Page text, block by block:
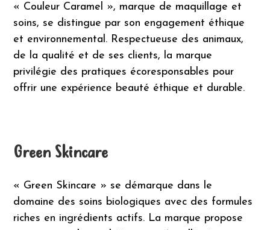
« Couleur Caramel », marque de maquillage et
soins, se distingue par son engagement éthique
et environnemental. Respectueuse des animaux,
de la qualité et de ses clients, la marque
privilégie des pratiques écoresponsables pour
offrir une expérience beauté éthique et durable.
Green Skincare
« Green Skincare » se démarque dans le
domaine des soins biologiques avec des formules
riches en ingrédients actifs. La marque propose